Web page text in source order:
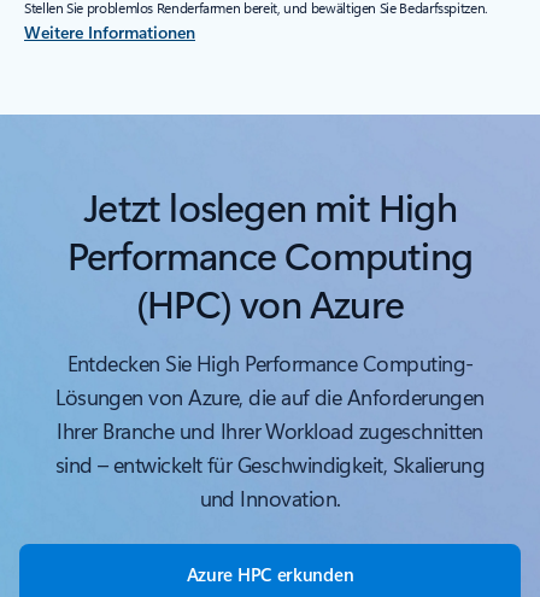
Stellen Sie problemlos Renderfarmen bereit, und bewältigen Sie Bedarfsspitzen.
Weitere Informationen
Jetzt loslegen mit High
Performance Computing
(HPC) von Azure
Entdecken Sie High Performance Computing-
Lösungen von Azure, die auf die Anforderungen
Ihrer Branche und Ihrer Workload zugeschnitten
sind – entwickelt für Geschwindigkeit, Skalierung
und Innovation.
Azure HPC erkunden